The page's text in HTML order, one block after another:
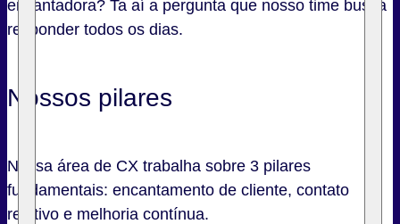
encantadora? Ta aí a pergunta que nosso time busca
responder todos os dias.
Nossos pilares
Nossa área de CX trabalha sobre 3 pilares
fundamentais: encantamento de cliente, contato
relativo e melhoria contínua.